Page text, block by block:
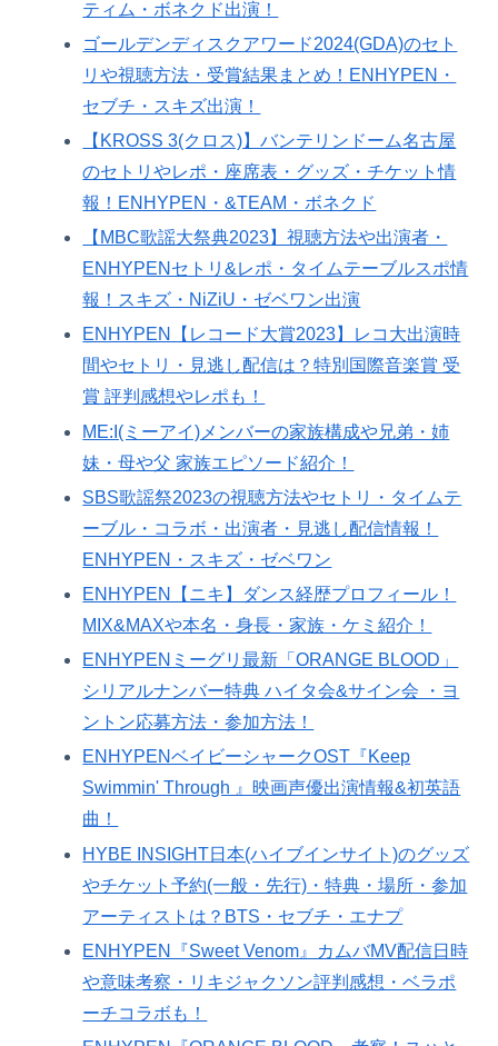
ティム・ボネクド出演！
ゴールデンディスクアワード2024(GDA)のセト
リや視聴方法・受賞結果まとめ！ENHYPEN・
セブチ・スキズ出演！
【KROSS 3(クロス)】バンテリンドーム名古屋
のセトリやレポ・座席表・グッズ・チケット情
報！ENHYPEN・&TEAM・ボネクド
【MBC歌謡大祭典2023】視聴方法や出演者・
ENHYPENセトリ&レポ・タイムテーブルスポ情
報！スキズ・NiZiU・ゼベワン出演
ENHYPEN【レコード大賞2023】レコ大出演時
間やセトリ・見逃し配信は？特別国際音楽賞 受
賞 評判感想やレポも！
ME:I(ミーアイ)メンバーの家族構成や兄弟・姉
妹・母や父 家族エピソード紹介！
SBS歌謡祭2023の視聴方法やセトリ・タイムテ
ーブル・コラボ・出演者・見逃し配信情報！
ENHYPEN・スキズ・ゼベワン
ENHYPEN【ニキ】ダンス経歴プロフィール！
MIX&MAXや本名・身長・家族・ケミ紹介！
ENHYPENミーグリ最新「ORANGE BLOOD」
シリアルナンバー特典 ハイタ会&サイン会 ・ヨ
ントン応募方法・参加方法！
ENHYPENベイビーシャークOST『Keep
Swimmin' Through 』映画声優出演情報&初英語
曲！
HYBE INSIGHT日本(ハイブインサイト)のグッズ
やチケット予約(一般・先行)・特典・場所・参加
アーティストは？BTS・セブチ・エナプ
ENHYPEN『Sweet Venom』カムバMV配信日時
や意味考察・リキジャクソン評判感想・ベラポ
ーチコラボも！